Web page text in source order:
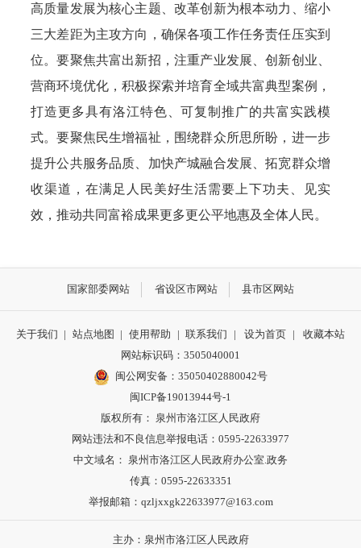
高质量发展为核心主题、改革创新为根本动力、缩小
三大差距为主攻方向，确保各项工作任务责任压实到
位。要聚焦共富出新招，注重产业发展、创新创业、
营商环境优化，积极探索并培育全域共富典型案例，
打造更多具有洛江特色、可复制推广的共富实践模
式。要聚焦民生增福祉，围绕群众所思所盼，进一步
提升公共服务品质、加快产城融合发展、拓宽群众增
收渠道，在满足人民美好生活需要上下功夫、见实
效，推动共同富裕成果更多更公平地惠及全体人民。
国家部委网站 省设区市网站 县市区网站
关于我们 | 站点地图 | 使用帮助 | 联系我们 | 设为首页 |
收藏本站
网站标识码：3505040001
闽公网安备：35050402880042号
闽ICP备19013944号-1
版权所有： 泉州市洛江区人民政府
网站违法和不良信息举报电话：0595-22633977
中文域名： 泉州市洛江区人民政府办公室.政务
传真：0595-22633351
举报邮箱：qzljxxgk22633977@163.com
主办：泉州市洛江区人民政府